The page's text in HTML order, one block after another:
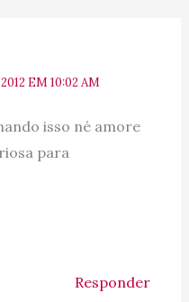
EM 10:02 AM
isso né amore
para
Responder